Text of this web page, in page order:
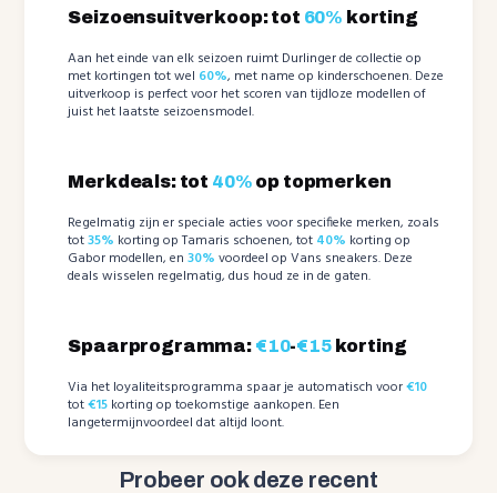
Seizoensuitverkoop: tot 60% korting
Aan het einde van elk seizoen ruimt Durlinger de collectie op
met kortingen tot wel 60%, met name op kinderschoenen. Deze
uitverkoop is perfect voor het scoren van tijdloze modellen of
juist het laatste seizoensmodel.
Merkdeals: tot 40% op topmerken
Regelmatig zijn er speciale acties voor specifieke merken, zoals
tot35% korting op Tamaris schoenen, tot 40% korting op
Gabor modellen, en30% voordeel op Vans sneakers. Deze
deals wisselen regelmatig, dus houd ze in de gaten.
Spaarprogramma: €10-€15korting
Via het loyaliteitsprogramma spaar je automatisch voor€10
tot€15 korting op toekomstige aankopen. Een
langetermijnvoordeel dat altijd loont.
Probeer ook deze recent